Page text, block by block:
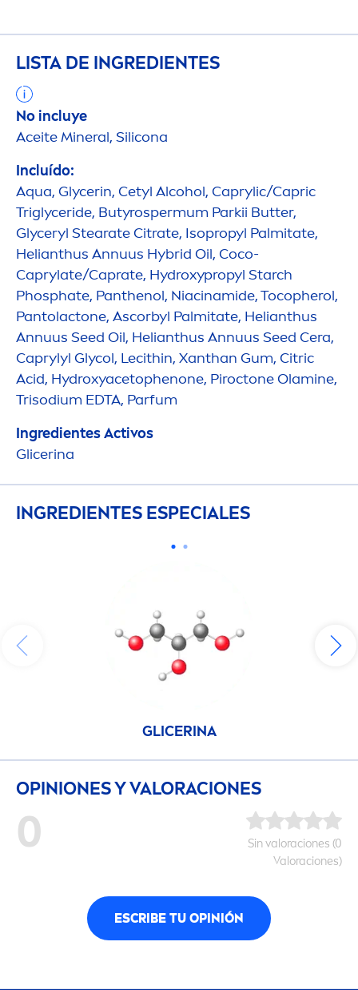
LISTA DE INGREDIENTES
No incluye
Aceite Mineral, Silicona
Incluído:
Aqua, Glycerin, Cetyl Alcohol, Caprylic/Capric
Triglyceride, Butyrospermum Parkii Butter,
Glyceryl Stearate Citrate, Isopropyl Palmitate,
Helianthus Annuus Hybrid Oil, Coco-
Caprylate/Caprate, Hydroxypropyl Starch
Phosphate, Panthenol, Niacinamide, Tocopherol,
Pantolactone, Ascorbyl Palmitate, Helianthus
Annuus Seed Oil, Helianthus Annuus Seed Cera,
Caprylyl Glycol, Lecithin, Xanthan Gum, Citric
Acid, Hydroxyacetophenone, Piroctone Olamine,
Trisodium EDTA, Parfum
Ingredientes Activos
Glicerina
INGREDIENTES ESPECIALES
GLICERINA
OPINIONES Y VALORACIONES
0
Sin valoraciones (0
Valoraciones)
ESCRIBE TU OPINIÓN